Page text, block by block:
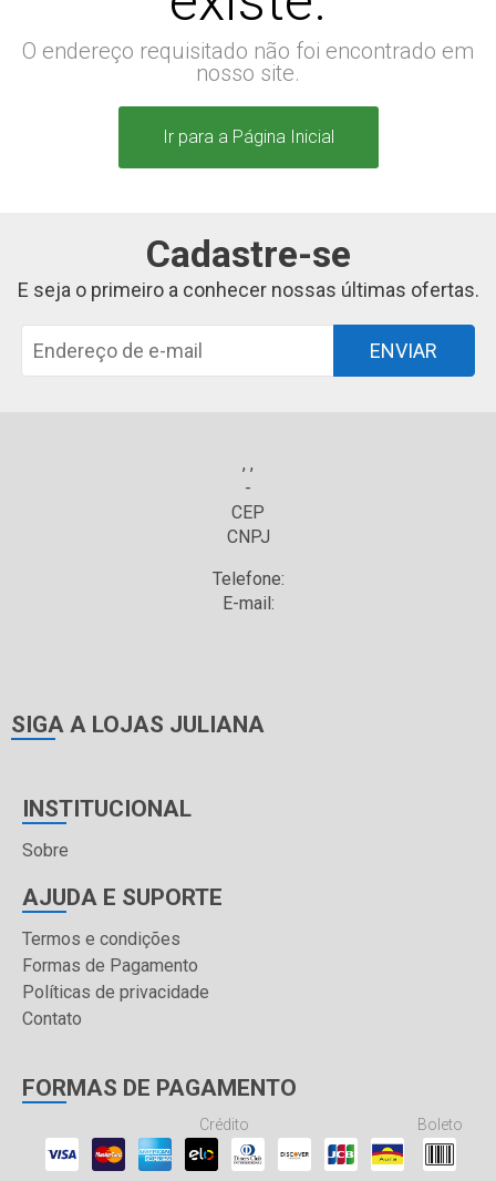
O endereço requisitado não foi encontrado em
nosso site.
Ir para a Página Inicial
Cadastre-se
E seja o primeiro a conhecer nossas últimas ofertas.
ENVIAR
, ,
-
CEP
CNPJ
Telefone:
E-mail:
SIGA A LOJAS JULIANA
INSTITUCIONAL
Sobre
AJUDA E SUPORTE
Termos e condições
Formas de Pagamento
Políticas de privacidade
Contato
FORMAS DE PAGAMENTO
Crédito Boleto